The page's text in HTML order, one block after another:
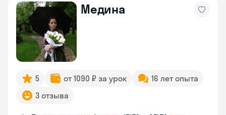
Медина
5 от 1090 ₽ за урок
16 лет опыта
3 отзыва